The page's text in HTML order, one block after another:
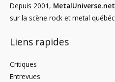
Depuis 2001, MetalUniverse.net
sur la scène rock et metal
Liens rapides
Critiques
Entrevues